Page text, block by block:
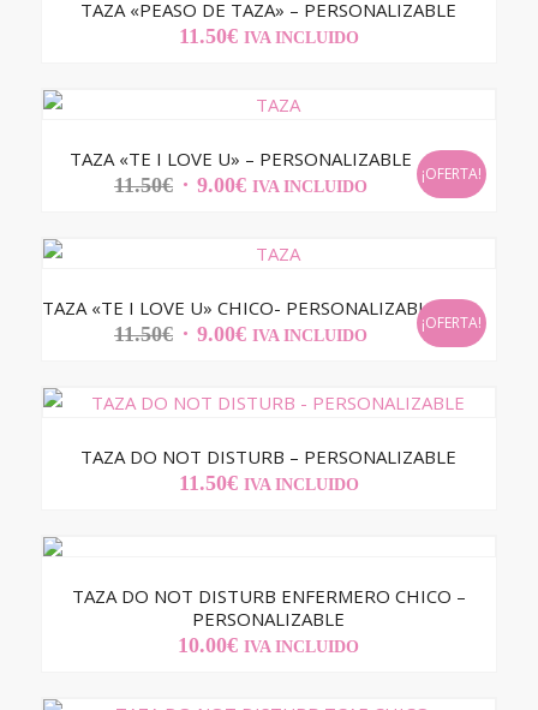
TAZA «PEASO DE TAZA» – PERSONALIZABLE
11.50€ IVA INCLUIDO
TAZA «TE I LOVE U» – PERSONALIZABLE
11.50€ EL9.00€EL
ES:
IVA INCLUIDO
¡OFERTA!
TAZA «TE I LOVE U» CHICO- PERSONALIZABLE
11.50€ EL
ERA:
9.00€EL
ES:
IVA INCLUIDO
¡OFERTA!
TAZA DO NOT DISTURB – PERSONALIZABLE
11.50€ IVA INCLUIDO
TAZA DO NOT DISTURB ENFERMERO CHICO –
PERSONALIZABLE
10.00€ IVA INCLUIDO